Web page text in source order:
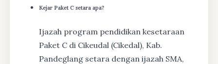
Kejar Paket C setara apa?
Ijazah program pendidikan kesetaraan
Paket C di Cikeudal (Cikedal), Kab.
Pandeglang setara dengan ijazah SMA,